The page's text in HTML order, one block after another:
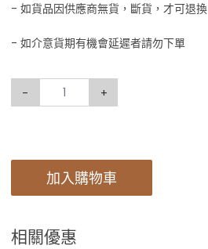
- 如貨品因供應商無貨，斷貨，才可退換
- 如介意貨期有機會延遲者請勿下單
- +
加入購物車
相關優惠